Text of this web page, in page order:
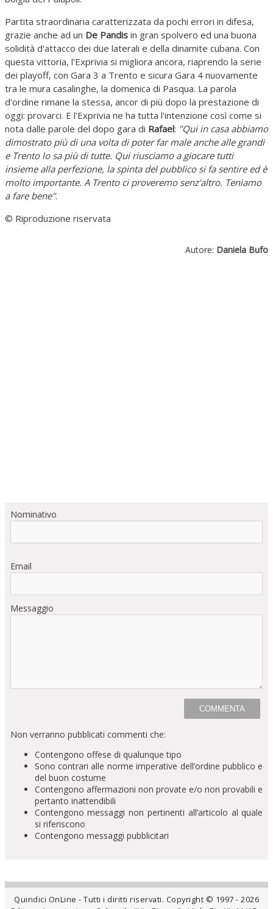
Partita straordinaria caratterizzata da pochi errori in difesa,
grazie anche ad un De Pandis in gran spolvero ed una buona
solidità d'attacco dei due laterali e della dinamite cubana. Con
questa vittoria, l'Exprivia si migliora ancora, riaprendo la serie
dei playoff, con Gara 3 a Trento e sicura Gara 4 nuovamente
tra le mura casalinghe, la domenica di Pasqua. La parola
d'ordine rimane la stessa, ancor di più dopo la prestazione di
oggi: provarci. E l'Exprivia ne ha tutta l'intenzione così come si
nota dalle parole del dopo gara di Rafael: "Qui in casa abbiamo
dimostrato più di una volta di poter far male anche alle grandi
e Trento lo sa più di tutte. Qui riusciamo a giocare tutti
insieme alla perfezione, la spinta del pubblico si fa sentire ed è
molto importante. A Trento ci proveremo senz'altro. Teniamo
a fare bene".
© Riproduzione riservata
Autore: Daniela Bufo
Nominativo
Email
Messaggio
Non verranno pubblicati commenti che:
Contengono offese di qualunque tipo
Sono contrari alle norme imperative dell’ordine pubblico e
del buon costume
Contengono affermazioni non provate e/o non provabili e
pertanto inattendibili
Contengono messaggi non pertinenti all’articolo al quale
si riferiscono
Contengono messaggi pubblicitari
Quindici OnLine - Tutti i diritti riservati. Copyright © 1997 - 2026